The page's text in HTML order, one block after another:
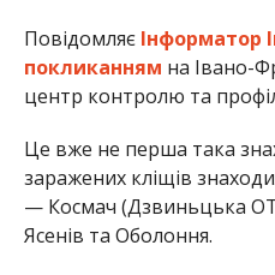
Повідомляє Інформатор
покликанням на Івано-
центр контролю та
Це вже не перша така
заражених кліщів
— Космач (Дзвиньцька
Ясенів та Оболоння.